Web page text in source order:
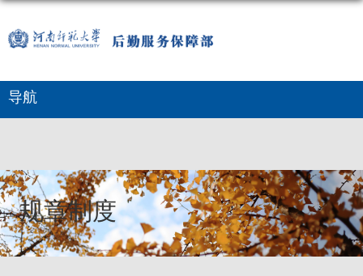
导航
规章制度